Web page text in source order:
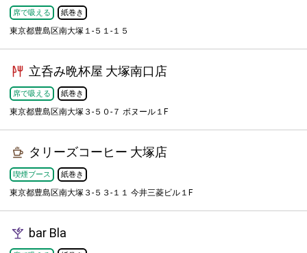
席で吸える 紙巻き
東京都豊島区南大塚１-５１-１５
立呑み晩杯屋 大塚南口店
席で吸える 紙巻き
東京都豊島区南大塚３-５０-７ ボヌール１F
タリーズコーヒー 大塚店
喫煙ブース 紙巻き
東京都豊島区南大塚３-５３-１１ 今井三菱ビル１F
bar Bla